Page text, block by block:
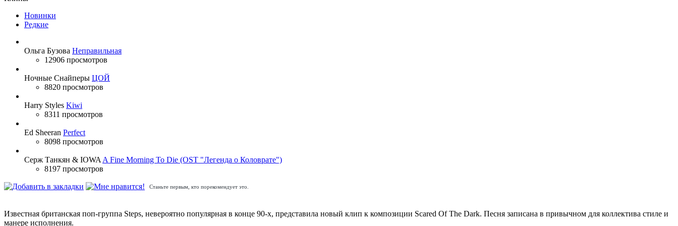
Новинки
Редкие
Ольга Бузова Неправильная
12906 просмотров
Ночные Снайперы ЦОЙ
8820 просмотров
Harry Styles Kiwi
8311 просмотров
Ed Sheeran Perfect
8098 просмотров
Серж Танкян & IOWA A Fine Morning To Die (OST "Легенда о Коловрате")
8197 просмотров
Станьте первым, кто порекомендует это.
Известная британская поп-группа Steps, невероятно популярная в конце 90-х, представила новый клип к композиции Scared Of The Dark. Песня записана в привычном для коллектива стиле и
манере исполнения.